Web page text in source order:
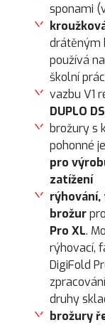
sponami
drátěným
používá
školní
vazbu V1
DUPLO
brožury s
pohonné
pro
zatížení
brožur
Pro XL.
rýhovací,
DigiFold
druhy
brožury